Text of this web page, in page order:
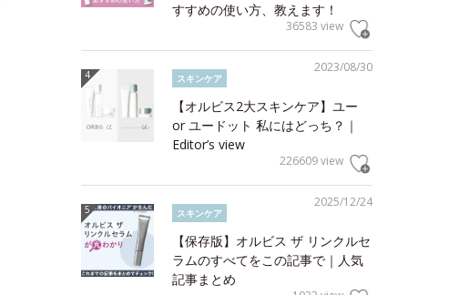
すすめの使い方、教えます！
36583 view
2023/08/30
スキンケア
【オルビス2大スキンケア】ユー
or ユードット 私にはどっち？｜
Editor’s view
226609 view
2025/12/24
スキンケア
【保存版】オルビス ザ リンクルセ
ラムのすべてをこの記事で｜人気
記事まとめ